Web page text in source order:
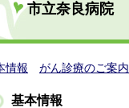
市立奈良病院
情報 がん診療のご案内
基本情報